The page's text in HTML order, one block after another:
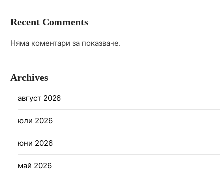
Recent Comments
Няма коментари за показване.
Archives
август 2026
юли 2026
юни 2026
май 2026